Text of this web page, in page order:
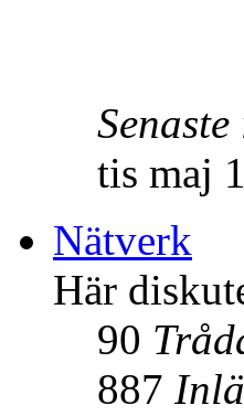
tis maj
Nätverk
Här
90
887